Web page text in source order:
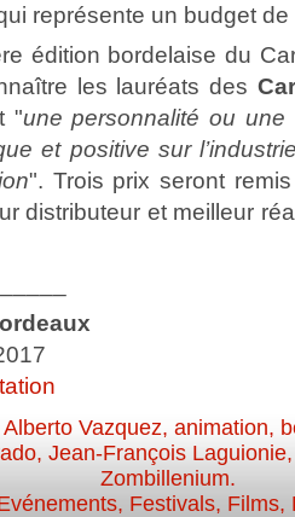
représente un budget de
édition bordelaise du
les lauréats des
"une personnalité ou
et positive sur
". Trois prix seront
distributeur et meilleur
Alberto Vazquez, animation,
,Jean-François Laguionie
Zombillenium.
, Festivals, Films,